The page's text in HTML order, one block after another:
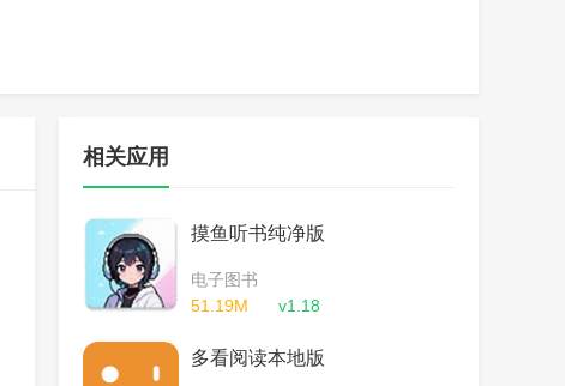
相关应用
摸鱼听书纯净版
电子图书
51.19M
v1.18
多看阅读本地版